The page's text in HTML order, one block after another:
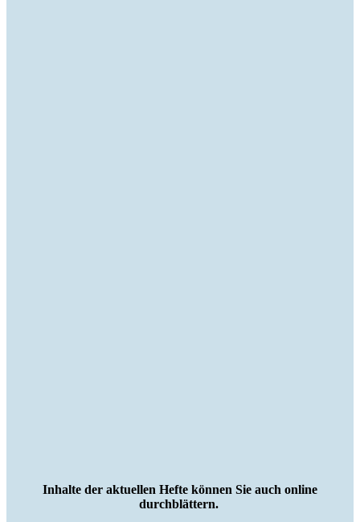
Inhalte der aktuellen Hefte können Sie auch online
durchblättern.